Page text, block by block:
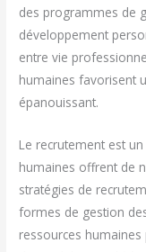
des programmes de
développement
entre vie
humaines favorisent
épanouissant.
Le recrutement est
humaines offrent de
stratégies de
formes de gestion
ressources